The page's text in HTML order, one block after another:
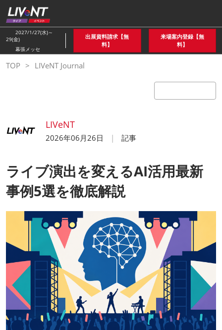
ス
キ
ッ
プ
し
て
2027/1/27(水)～
29(金)
幕張メッセ
出展資料請求【無
料】
来場案内登録【無
料】
TOP LIVeNT Journal
LIVeNT
2026年06月26日 記事
ライブ演出を変えるAI活用最新
事例5選を徹底解説